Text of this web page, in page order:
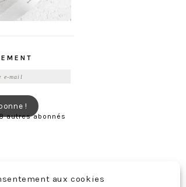
aux cookies
!
autres abonnés